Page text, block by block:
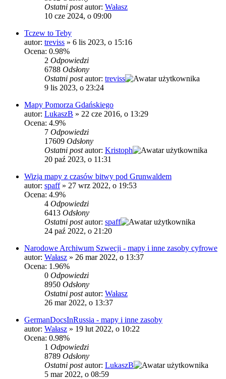
Ostatni postautor: Wałasz
10 cze 2024, o 09:00
Tczew to Teby
autor: treviss » 6 lis 2023, o 15:16
Ocena: 0.98%
2 Odpowiedzi
6788 Odsłony
Ostatni postautor: treviss
9 lis 2023, o 23:24
Mapy Pomorza Gdańskiego
autor: LukaszB » 22 cze 2016, o 13:29
Ocena: 4.9%
7 Odpowiedzi
17609 Odsłony
Ostatni postautor: Kristoph
20 paź 2023, o 11:31
Wizja mapy z czasów bitwy pod Grunwaldem
autor: spaff» 27 wrz 2022, o 19:53
Ocena: 4.9%
4 Odpowiedzi
6413 Odsłony
Ostatni postautor: spaff
24 paź 2022, o 21:20
Narodowe Archiwum Szwecji - mapy i inne zasoby cyfrowe
autor: Wałasz » 26 mar 2022, o 13:37
Ocena: 1.96%
0 Odpowiedzi
8950 Odsłony
Ostatni postautor: Wałasz
26 mar 2022, o 13:37
GermanDocsInRussia - mapy i inne zasoby
autor: Wałasz » 19 lut 2022, o 10:22
Ocena: 0.98%
1 Odpowiedzi
8789 Odsłony
Ostatni postautor: LukaszB
5 mar 2022, o 08:59